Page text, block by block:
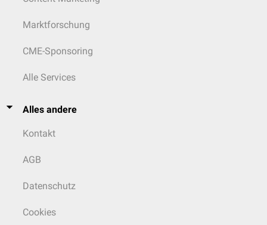
Marktforschung
CME-Sponsoring
Alle Services
Alles andere
Kontakt
AGB
Datenschutz
Cookies